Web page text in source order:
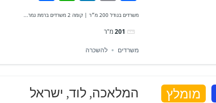
משרדים בגודל 200 מ״ר | קומה 2 משרדים ברמת גמר...
201מ"ר
משרדים להשכרה
מומלץ המלאכה, לוד, ישראל